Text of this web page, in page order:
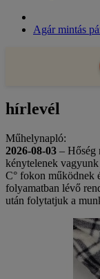
Agár mintás
hírlevél
Műhelynapló:
2026-08-03 – Hőség
kénytelenek
C° fokon működnek
folyamatban lévő
után folytatjuk a